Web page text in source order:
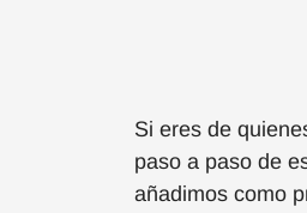
Si eres de
paso a paso de
añadimos como